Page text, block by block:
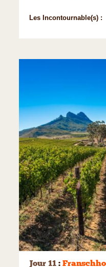
Les Incontournable(s) :
Jour 11 :